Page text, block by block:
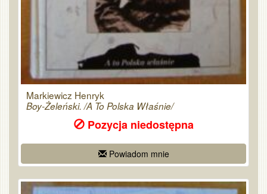
Markiewicz Henryk
Boy-Żeleński. /A To Polska Właśnie/
Pozycja niedostępna
Powiadom mnie